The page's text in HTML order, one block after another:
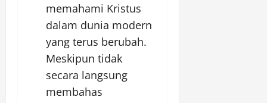
memahami Kristus
dalam dunia modern
yang terus berubah.
Meskipun tidak
secara langsung
membahas